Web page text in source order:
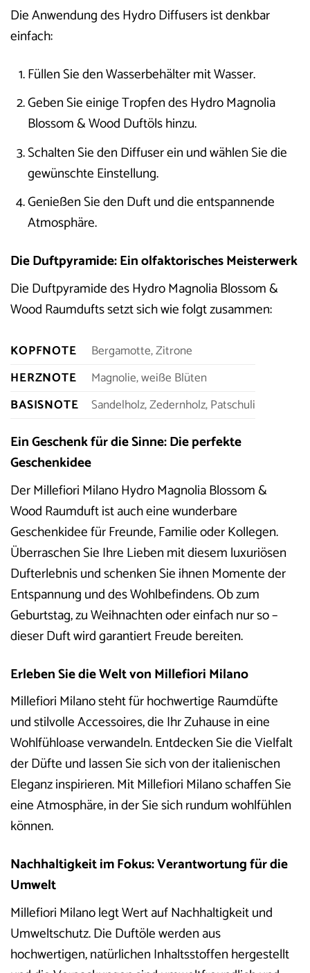
Die Anwendung des Hydro Diffusers ist denkbar
einfach:
Füllen Sie den Wasserbehälter mit Wasser.
Geben Sie einige Tropfen des Hydro Magnolia
Blossom & Wood Duftöls hinzu.
Schalten Sie den Diffuser ein und wählen Sie die
gewünschte Einstellung.
Genießen Sie den Duft und die entspannende
Atmosphäre.
Die Duftpyramide: Ein olfaktorisches Meisterwerk
Die Duftpyramide des Hydro Magnolia Blossom &
Wood Raumdufts setzt sich wie folgt zusammen:
KOPFNOTE
Bergamotte, Zitrone
HERZNOTE
Magnolie, weiße Blüten
BASISNOTE
Sandelholz, Zedernholz, Patschuli
Ein Geschenk für die Sinne: Die perfekte
Geschenkidee
Der Millefiori Milano Hydro Magnolia Blossom &
Wood Raumduft ist auch eine wunderbare
Geschenkidee für Freunde, Familie oder Kollegen.
Überraschen Sie Ihre Lieben mit diesem luxuriösen
Dufterlebnis und schenken Sie ihnen Momente der
Entspannung und des Wohlbefindens. Ob zum
Geburtstag, zu Weihnachten oder einfach nur so –
dieser Duft wird garantiert Freude bereiten.
Erleben Sie die Welt von Millefiori Milano
Millefiori Milano steht für hochwertige Raumdüfte
und stilvolle Accessoires, die Ihr Zuhause in eine
Wohlfühloase verwandeln. Entdecken Sie die Vielfalt
der Düfte und lassen Sie sich von der italienischen
Eleganz inspirieren. Mit Millefiori Milano schaffen Sie
eine Atmosphäre, in der Sie sich rundum wohlfühlen
können.
Nachhaltigkeit im Fokus: Verantwortung für die
Umwelt
Millefiori Milano legt Wert auf Nachhaltigkeit und
Umweltschutz. Die Duftöle werden aus
hochwertigen, natürlichen Inhaltsstoffen hergestellt